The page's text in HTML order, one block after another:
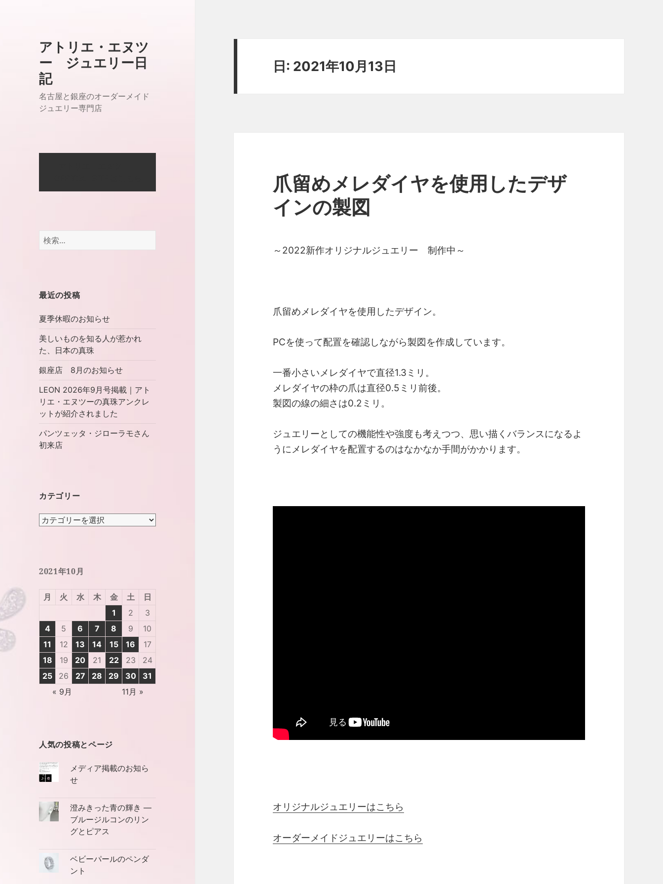
アトリエ・エヌツ
ー ジュエリー日
記
名古屋と銀座のオーダーメイド
ジュエリー専門店
検
最近の投稿
夏季休暇のお知らせ
美しいものを知る人が惹かれ
た、日本の真珠
銀座店 8月のお知らせ
LEON 2026年9月号掲載｜アト
リエ・エヌツーの真珠アンクレ
ットが紹介されました
パンツェッタ・ジローラモさん
初来店
カテゴリー
カ
ー
2021年10月
月 火 水 木 金 土
日
1
2
3
4
5 6 7 8 9
10
11
12 13 14 15 16
17
18
19 20 21 22 23
24
25
26 27 28 29 30
31
« 9月
11月 »
人気の投稿とページ
メディア掲載のお知ら
せ
澄みきった青の輝き ―
ブルージルコンのリン
グとピアス
ベビーパールのペンダ
ント
日: 2021年10月13日
爪留めメレダイヤを使用したデザ
インの製図
～2022新作オリジナルジュエリー 制作中～
爪留めメレダイヤを使用したデザイン。
PCを使って配置を確認しながら製図を作成しています。
一番小さいメレダイヤで直径1.3ミリ。
メレダイヤの枠の爪は直径0.5ミリ前後。
製図の線の細さは0.2ミリ。
ジュエリーとしての機能性や強度も考えつつ、思い描くバランスになるよ
うにメレダイヤを配置するのはなかなか手間がかかります。
オリジナルジュエリーはこちら
オーダーメイドジュエリーはこちら